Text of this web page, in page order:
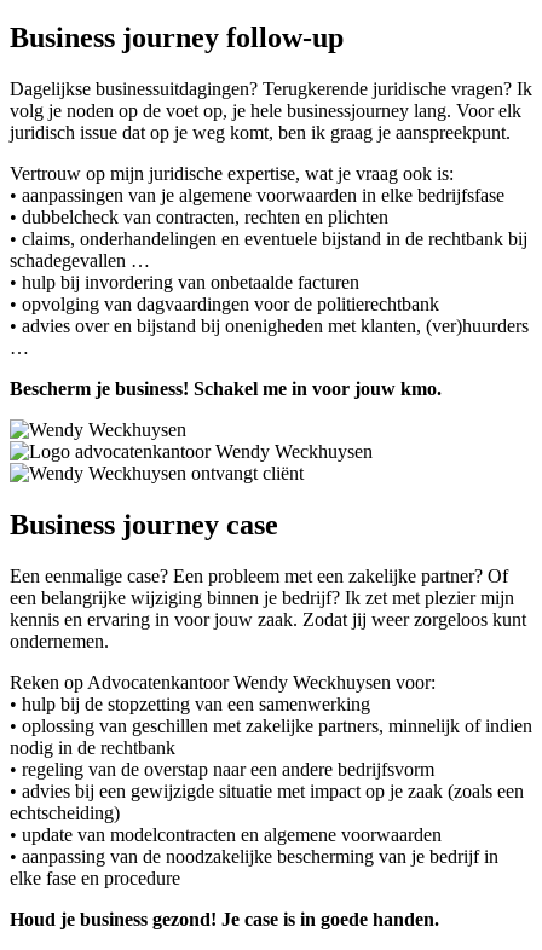
Business journey follow-up
Dagelijkse businessuitdagingen? Terugkerende juridische vragen? Ik
volg je noden op de voet op, je hele businessjourney lang. Voor elk
juridisch issue dat op je weg komt, ben ik graag je aanspreekpunt.
Vertrouw op mijn juridische expertise, wat je vraag ook is:
• aanpassingen van je algemene voorwaarden in elke bedrijfsfase
• dubbelcheck van contracten, rechten en plichten
• claims, onderhandelingen en eventuele bijstand in de rechtbank bij
schadegevallen …
• hulp bij invordering van onbetaalde facturen
• opvolging van dagvaardingen voor de politierechtbank
• advies over en bijstand bij onenigheden met klanten, (ver)huurders
…
Bescherm je business! Schakel me in voor jouw kmo.
Business journey case
Een eenmalige case? Een probleem met een zakelijke partner? Of
een belangrijke wijziging binnen je bedrijf? Ik zet met plezier mijn
kennis en ervaring in voor jouw zaak. Zodat jij weer zorgeloos kunt
ondernemen.
Reken op Advocatenkantoor Wendy Weckhuysen voor:
• hulp bij de stopzetting van een samenwerking
• oplossing van geschillen met zakelijke partners, minnelijk of indien
nodig in de rechtbank
• regeling van de overstap naar een andere bedrijfsvorm
• advies bij een gewijzigde situatie met impact op je zaak (zoals een
echtscheiding)
• update van modelcontracten en algemene voorwaarden
• aanpassing van de noodzakelijke bescherming van je bedrijf in
elke fase en procedure
Houd je business gezond! Je case is in goede handen.